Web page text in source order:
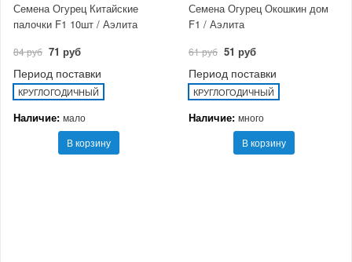
Семена Огурец Китайские
палочки F1 10шт / Аэлита
84 руб 71 руб
Период поставки
КРУГЛОГОДИЧНЫЙ
Наличие: мало
В корзину
Семена Огурец Окошкин дом
F1 / Аэлита
61 руб 51 руб
Период поставки
КРУГЛОГОДИЧНЫЙ
Наличие: много
В корзину